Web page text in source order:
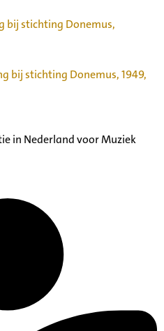
bij stichting Donemus,
bij stichting Donemus, 1949,
in Nederland voor Muziek